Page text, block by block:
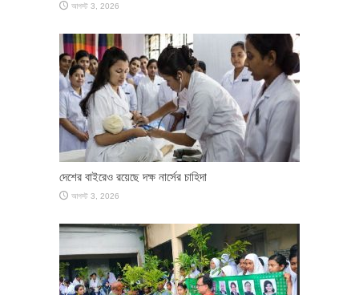
আগস্ট 3, 2026
দেশের বাইরেও রয়েছে দক্ষ নার্সের চাহিদা
আগস্ট 3, 2026